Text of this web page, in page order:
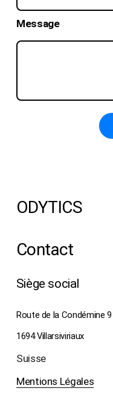
Message
ODYTICS
Contact
Siège social
Route de la Condémine 9
1694 Villarsiviriaux
Suisse
Mentions Légales